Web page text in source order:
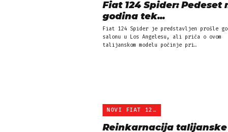
Fiat 124 Spider: Pedeset
godina tek...
Fiat 124 Spider je predstavljen prošle
salonu u Los Angelesu, ali priča o ovom
talijanskom modelu počinje pri…
NOVI FIAT 124 SPIDER
Reinkarnacija talijanske